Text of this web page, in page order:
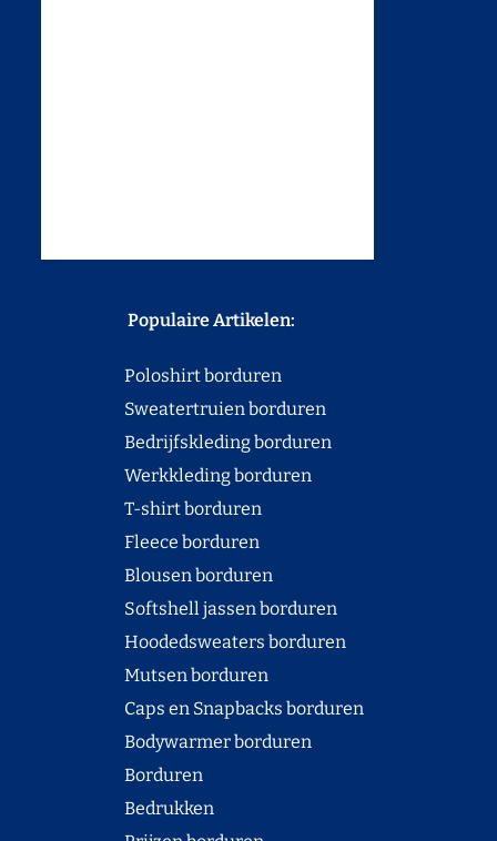
Populaire Artikelen:
Poloshirt borduren
Sweatertruien borduren
Bedrijfskleding borduren
Werkkleding borduren
T-shirt borduren
Fleece borduren
Blousen borduren
Softshell jassen borduren
Hoodedsweaters borduren
Mutsen borduren
Caps en Snapbacks borduren
Bodywarmer borduren
Borduren
Bedrukken